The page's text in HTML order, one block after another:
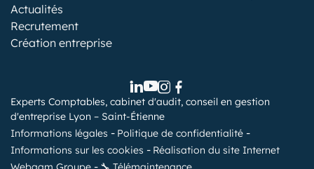
Actualités
Recrutement
Création entreprise
Experts Comptables, cabinet d'audit, conseil en gestion
d'entreprise Lyon – Saint-Étienne
Informations légales
Politique de confidentialité
Informations sur les cookies
Réalisation du site Internet